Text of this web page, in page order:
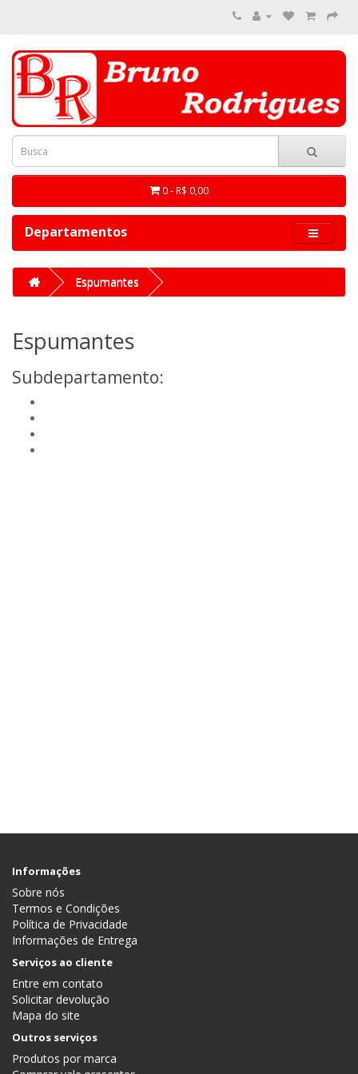
0 - R$ 0,00
Departamentos
Espumantes
Espumantes
Subdepartamento:
Informações
Sobre nós
Termos e Condições
Política de Privacidade
Informações de Entrega
Serviços ao cliente
Entre em contato
Solicitar devolução
Mapa do site
Outros serviços
Produtos por marca